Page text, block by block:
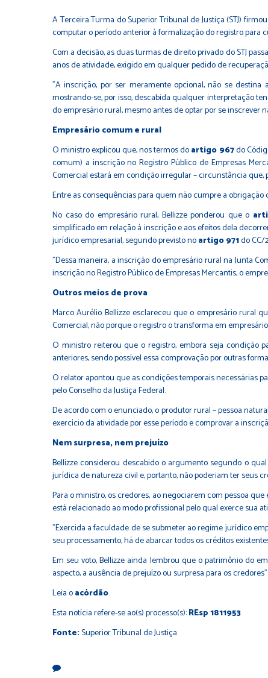
A Terceira Turma do Superior Tribunal de Justiça (STJ)
computar o período anterior à formalização do registro para
Com a decisão, as duas turmas de direito privado do STJ
anos de atividade, exigido em qualquer pedido de
"A inscrição, por ser meramente opcional, não se
mostrando-se, por isso, descabida qualquer interpretação
do empresário rural, mesmo antes de optar por se inscrever
Empresário comum e rural
O ministro explicou que, nos termos doartigo 967do
comum) a inscrição no Registro Público de Empresas
Comercial estará em condição irregular – circunstância
Entre as consequências para quem não cumpre a
No caso do empresário rural, Bellizze ponderou que o
simplificado em relação à inscrição e aos efeitos dela
jurídico empresarial, segundo previsto noartigo 971do CC/
"Dessa maneira, a inscrição do empresário rural na Junta
inscrição no Registro Público de Empresas Mercantis, o
Outros meios de prova
Marco Aurélio Bellizze esclareceu que o empresário rural
Comercial, não porque o registro o transforma em
O ministro reiterou que o registro, embora seja condição
anteriores, sendo possível essa comprovação por outras
O relator apontou que as condições temporais necessárias
pelo Conselho da Justiça Federal.
De acordo com o enunciado, o produtor rural – pessoa
exercício da atividade por esse período e comprovar a
Nem surpresa, nem prejuízo
Bellizze considerou descabido o argumento segundo o
jurídica de natureza civil e, portanto, não poderiam ter seus
Para o ministro, os credores, ao negociarem com pessoa
está relacionado ao modo profissional pelo qual exerce sua
"Exercida a faculdade de se submeter ao regime jurídico
seu processamento, há de abarcar todos os créditos
Em seu voto, Bellizze ainda lembrou que o patrimônio do
aspecto, a ausência de prejuízo ou surpresa para os credores".
Leia oacórdão.
Esta notícia refere-se ao(s) processo(s):REsp 1811953
Fonte:Superior Tribunal de Justiça